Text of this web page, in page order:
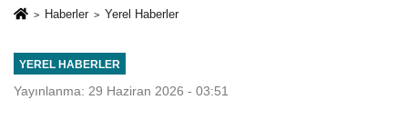
Haberler Yerel Haberler
YEREL HABERLER
Yayınlanma: 29 Haziran 2026 - 03:51